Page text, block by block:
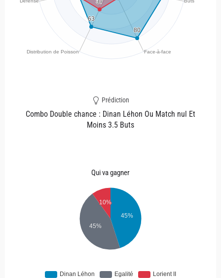
Prédiction
Combo Double chance : Dinan Léhon Ou Match nul Et
Moins 3.5 Buts
Qui va gagner